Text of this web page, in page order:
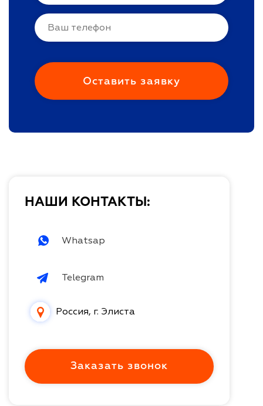
НАШИ КОНТАКТЫ:
Whatsap
Telegram
Россия, г. Элиста
Заказать звонок